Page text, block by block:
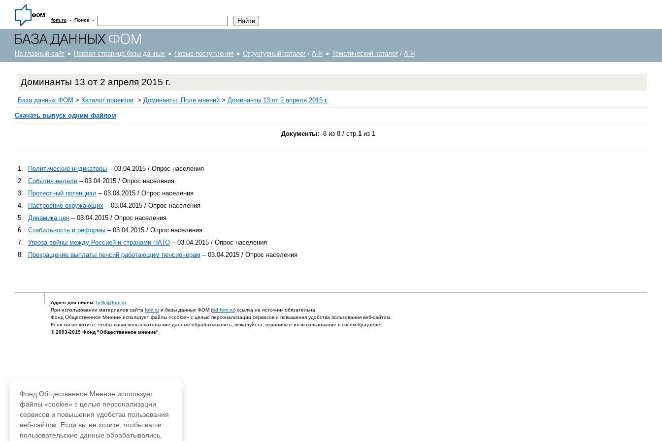
fom.ru · Поиск ·
На главный сайт Первая страница базы данных Новые поступления Структурный каталог / А-Я Тематический каталог / А-Я
Доминанты 13 от 2 апреля 2015 г.
База данных ФОМ > Каталог проектов > Доминанты. Поле мнений > Доминанты 13 от 2 апреля 2015 г.
Скачать выпуск одним файлом
Документы: 8 из 8 / стр. 1из 1
1. Политические индикаторы – 03.04.2015 / Опрос населения
2.
События недели – 03.04.2015 / Опрос населения
3.
Протестный потенциал – 03.04.2015 / Опрос населения
4.
Настроение окружающих – 03.04.2015 / Опрос населения
5.
Динамика цен – 03.04.2015 / Опрос населения
6.
Cтабильность и реформы – 03.04.2015 / Опрос населения
7.
Угроза войны между Россией и странами НАТО – 03.04.2015 / Опрос населения
8.
Прекращение выплаты пенсий работающим пенсионерам – 03.04.2015 / Опрос населения
Адрес для писем: hello@fom.ru
При использовании материалов сайта fom.ru и базы данных ФОМ (bd.fom.ru) ссылка на источник обязательна.
Фонд Общественное Мнение использует файлы «cookie» с целью персонализации сервисов и повышения удобства пользования веб-сайтом.
Если вы не хотите, чтобы ваши пользовательские данные обрабатывались, пожалуйста, ограничьте их использование в своём браузере.
© 2003-2019 Фонд "Общественное мнение"
Фонд Общественное Мнение использует
файлы «cookie» с целью персонализации
сервисов и повышения удобства пользования
веб-сайтом. Если вы не хотите, чтобы ваши
пользовательские данные обрабатывались,